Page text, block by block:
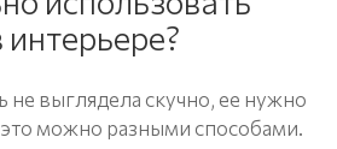
не выглядела скучно, ее нужно
можно разными способами.